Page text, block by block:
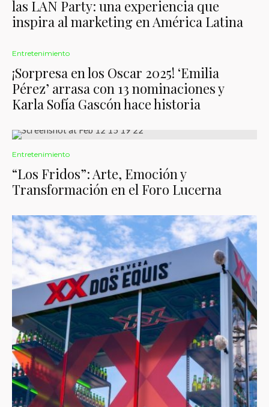
las LAN Party: una experiencia que
inspira al marketing en América Latina
Entretenimiento
¡Sorpresa en los Oscar 2025! ‘Emilia
Pérez’ arrasa con 13 nominaciones y
Karla Sofía Gascón hace historia
Entretenimiento
“Los Fridos”: Arte, Emoción y
Transformación en el Foro Lucerna